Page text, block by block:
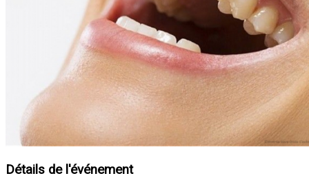
Détails de l'événement